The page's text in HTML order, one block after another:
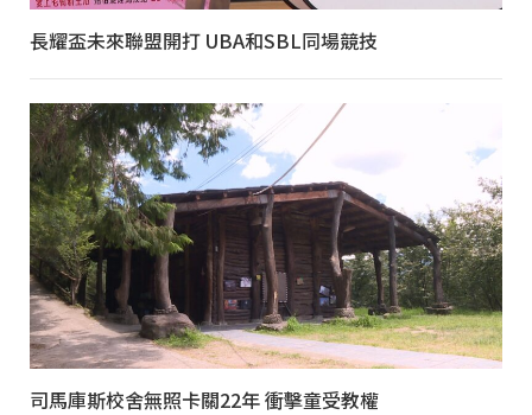
長耀盃未來聯盟開打 UBA和SBL同場競技
司馬庫斯校舍無照卡關22年 衝擊童受教權